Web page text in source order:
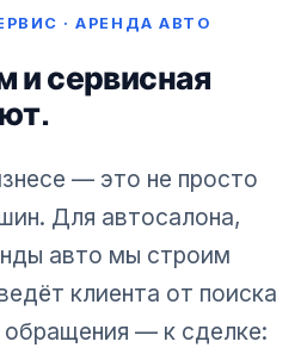
· АРЕНДА АВТО
и сервисная
— это не просто
Для автосалона,
авто мы строим
клиента от поиска
— к сделке: